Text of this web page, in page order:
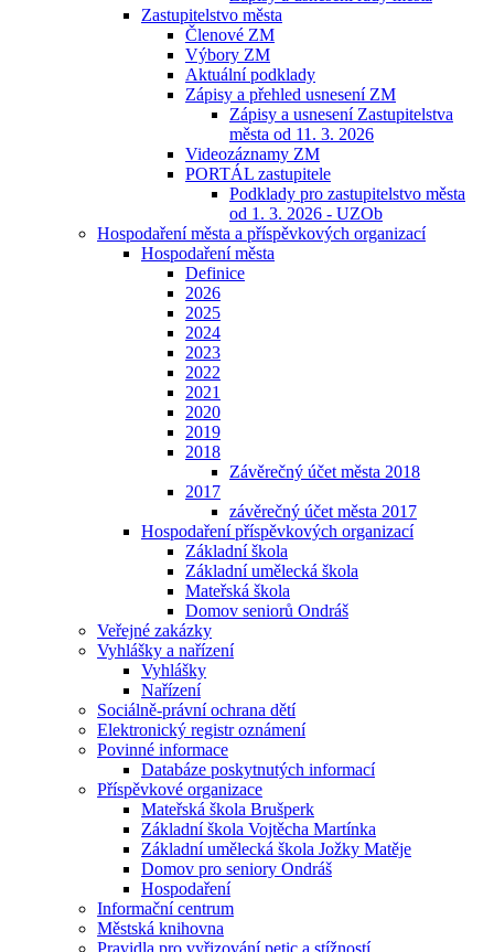
Zastupitelstvo města
Členové ZM
Výbory ZM
Aktuální podklady
Zápisy a přehled usnesení ZM
Zápisy a usnesení Zastupitelstva
města od 11. 3. 2026
Videozáznamy ZM
PORTÁL zastupitele
Podklady pro zastupitelstvo města
od 1. 3. 2026 - UZOb
Hospodaření města a příspěvkových organizací
Hospodaření města
Definice
2026
2025
2024
2023
2022
2021
2020
2019
2018
Závěrečný účet města 2018
2017
závěrečný účet města 2017
Hospodaření příspěvkových organizací
Základní škola
Základní umělecká škola
Mateřská škola
Domov seniorů Ondráš
Veřejné zakázky
Vyhlášky a nařízení
Vyhlášky
Nařízení
Sociálně-právní ochrana dětí
Elektronický registr oznámení
Povinné informace
Databáze poskytnutých informací
Příspěvkové organizace
Mateřská škola Brušperk
Základní škola Vojtěcha Martínka
Základní umělecká škola Jožky Matěje
Domov pro seniory Ondráš
Hospodaření
Informační centrum
Městská knihovna
Pravidla pro vyřizování petic a stížností